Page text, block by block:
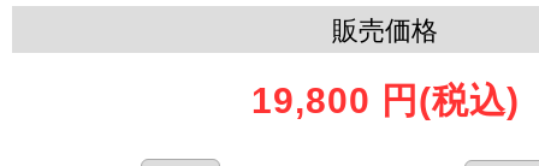
販売価格
19,800 円 (税込)